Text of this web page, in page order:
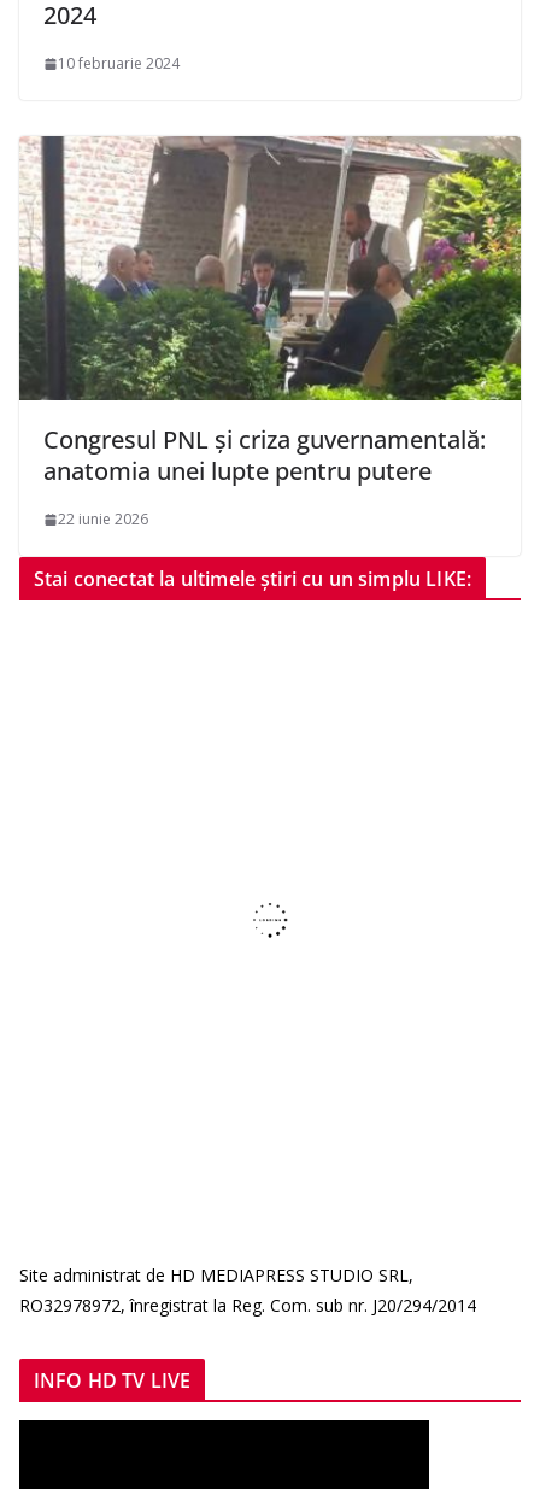
2024
10 februarie 2024
Congresul PNL și criza guvernamentală:
anatomia unei lupte pentru putere
22 iunie 2026
Stai conectat la ultimele știri cu un simplu LIKE:
Site administrat de HD MEDIAPRESS STUDIO SRL,
RO32978972, înregistrat la Reg. Com. sub nr. J20/294/2014
INFO HD TV LIVE